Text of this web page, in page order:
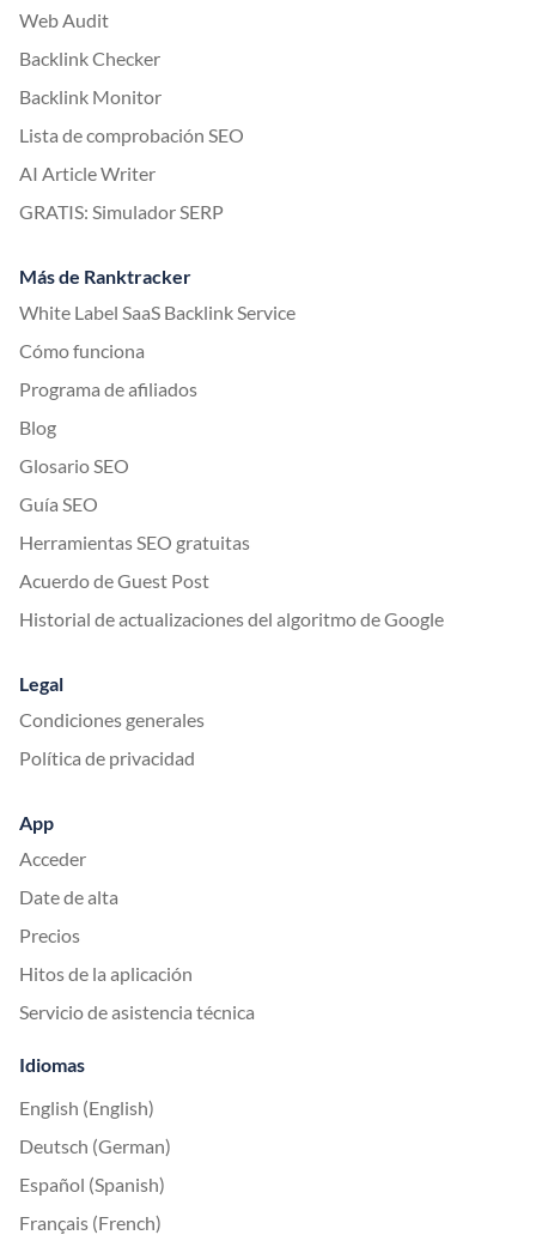
Web Audit
Backlink Checker
Backlink Monitor
Lista de comprobación SEO
AI Article Writer
GRATIS: Simulador SERP
Más de Ranktracker
White Label SaaS Backlink Service
Cómo funciona
Programa de afiliados
Blog
Glosario SEO
Guía SEO
Herramientas SEO gratuitas
Acuerdo de Guest Post
Historial de actualizaciones del algoritmo de Google
Legal
Condiciones generales
Política de privacidad
App
Acceder
Date de alta
Precios
Hitos de la aplicación
Servicio de asistencia técnica
Idiomas
English (English)
Deutsch (German)
Español (Spanish)
Français (French)